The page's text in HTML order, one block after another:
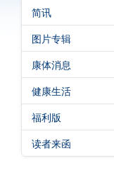
English
简讯
图片专辑
康体消息
健康生活
福利版
读者来函